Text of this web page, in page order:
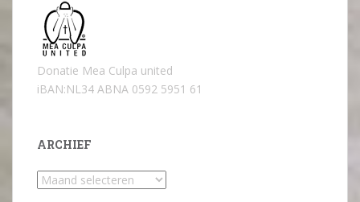
Donatie Mea Culpa united
iBAN:NL34 ABNA 0592 5951 61
ARCHIEF
Archief